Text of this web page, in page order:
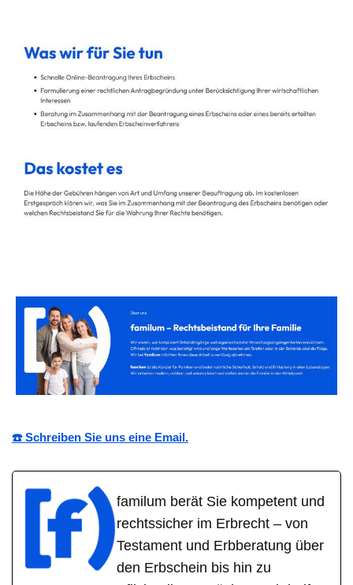
☎️ Schreiben Sie uns eine Email.
familum berät Sie kompetent und
rechtssicher im Erbrecht – von
Testament und Erbberatung über
den Erbschein bis hin zu